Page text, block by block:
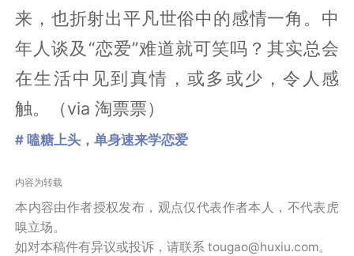
来，也折射出平凡世俗中的感情一角。中
年人谈及“恋爱”难道就可笑吗？其实总会
在生活中见到真情，或多或少，令人感
触。（via 淘票票）
# 嗑糖上头，单身速来学恋爱
内容为转载
本内容由作者授权发布，观点仅代表作者本人，不代表虎
嗅立场。
如对本稿件有异议或投诉，请联系 tougao@huxiu.com。